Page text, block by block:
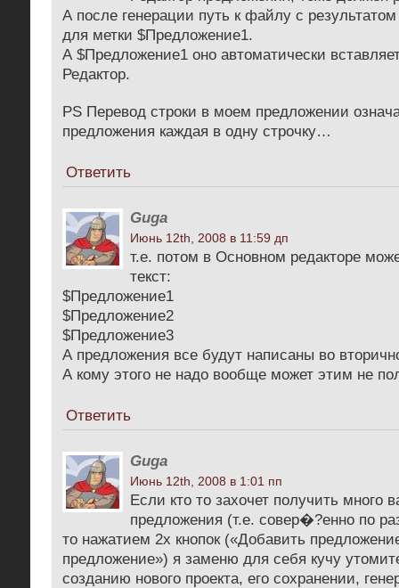
А после генерации путь к файлу с
для метки $Предложение1.
А $Предложение1 оно автоматически
Редактор.
PS Перевод строки в моем предложении
предложения каждая в одну строчку…
Ответить
Guga
Июнь 12th, 2008 в 11:59 дп
т.е. потом в Основном редакторе
текст:
$Предложение1
$Предложение2
$Предложение3
А предложения все будут написаны во
А кому этого не надо вообще может этим не
Ответить
Guga
Июнь 12th, 2008 в 1:01 пп
Если кто то захочет получить много
предложения (т.е. совер�?енно по
то нажатием 2х кнопок («Добавить
предложение») я заменю для себя кучу
созданию нового проекта, его сохранении,